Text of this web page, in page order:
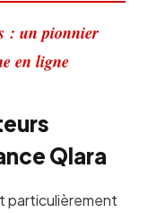
: un pionnier
en ligne
Qlara
particulièrement